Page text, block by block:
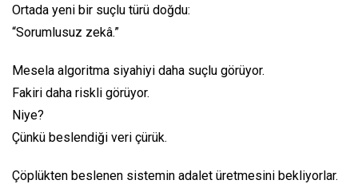
Ortada yeni bir suçlu türü doğdu:
“Sorumlusuz zekâ.”
Mesela algoritma siyahiyi daha suçlu görüyor.
Fakiri daha riskli görüyor.
Niye?
Çünkü beslendiği veri çürük.
Çöplükten beslenen sistemin adalet üretmesini bekliyorlar.